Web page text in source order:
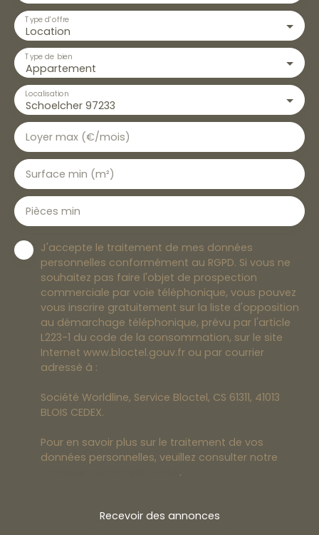
Location
Type d'offre
Appartement
Type de bien
Schoelcher 97233
Localisation
Loyer max (€/mois)
Surface min (m²)
Pièces min
J'accepte le traitement de mes données
personnelles conformément au RGPD. Si vous ne
souhaitez pas faire l'objet de prospection
commerciale par voie téléphonique, vous pouvez
vous inscrire gratuitement sur la liste d'opposition
au démarchage téléphonique, prévu par l'article
L223-1 du code de la consommation, sur le site
Internet www.bloctel.gouv.fr ou par courrier
adressé à :
Société Worldline, Service Bloctel, CS 61311, 41013
BLOIS CEDEX.
Pour en savoir plus sur le traitement de vos
données personnelles, veuillez consulter notre
.
Recevoir des annonces